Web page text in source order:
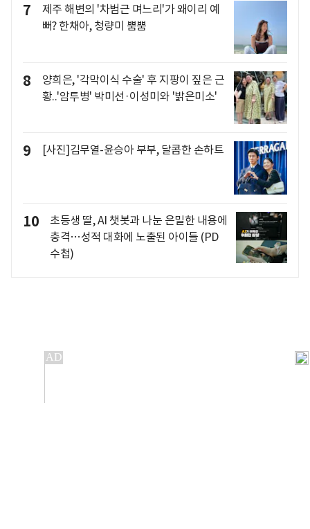
7
제주 해변의 '차범근 며느리'가 왜이리 예
뻐? 한채아, 청량미 뿜뿜
8
양희은, '각막이식 수술' 후 지팡이 짚은 근
황..'암투병' 박미선·이성미와 '밝은미소'
9 [사진]김무열-윤승아 부부, 달콤한 손하트
10
초등생 딸, AI 챗봇과 나눈 은밀한 내용에
충격…성적 대화에 노출된 아이들 (PD
수첩)